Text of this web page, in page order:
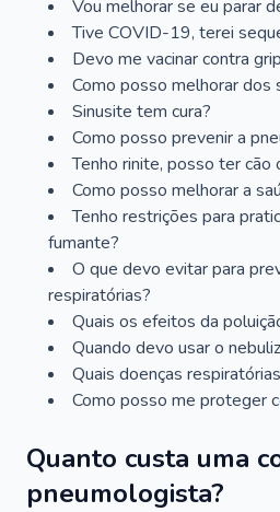
Vou melhorar se eu parar
Tive COVID-19, terei
Devo me vacinar contra
Como posso melhorar dos
Sinusite tem cura?
Como posso prevenir a
Tenho rinite, posso ter cão
Como posso melhorar a
Tenho restrições para
fumante?
O que devo evitar para
respiratórias?
Quais os efeitos da
Quando devo usar o
Quais doenças
Como posso me proteger
Quanto custa uma
pneumologista?